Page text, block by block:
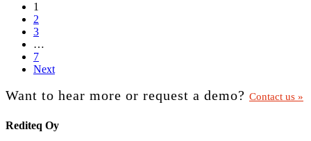
1
2
3
…
7
Next
Want to hear more or request a demo? Contact us »
Rediteq Oy